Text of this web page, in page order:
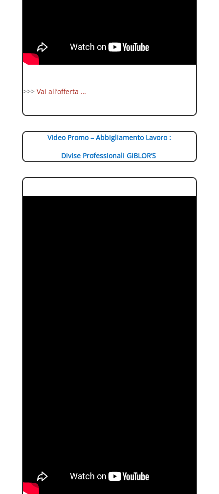
>>> Vai all’offerta …
Video Promo – Abbigliamento Lavoro :
Divise Professionali GIBLOR’S